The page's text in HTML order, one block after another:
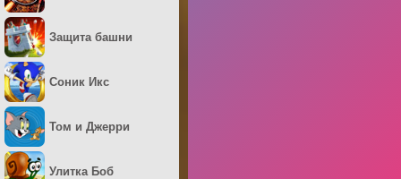
Защита башни
Соник Икс
Том и Джерри
Улитка Боб